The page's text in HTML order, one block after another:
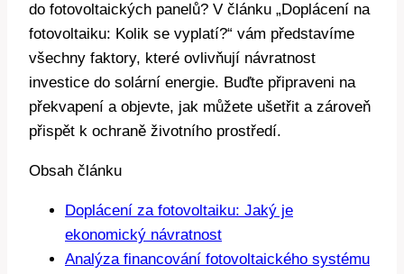
do fotovoltaických panelů? V článku „Doplácení na
fotovoltaiku: Kolik se vyplatí?“ vám představíme
všechny faktory, které ovlivňují návratnost
investice do solární energie. Buďte připraveni na
překvapení a objevte, jak můžete ušetřit a zároveň
přispět k ochraně životního prostředí.
Obsah článku
Doplácení za fotovoltaiku: Jaký je
ekonomický návratnost
Analýza financování fotovoltaického systému